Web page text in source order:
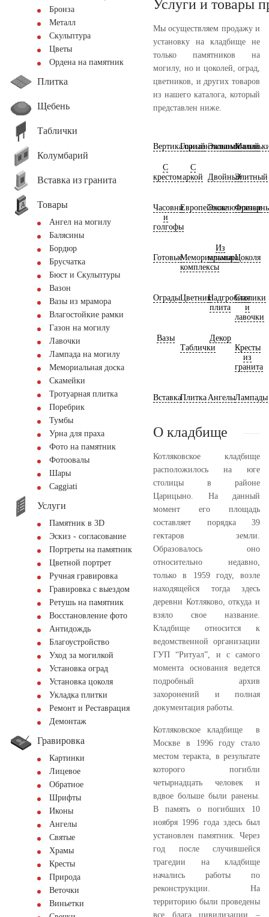
Бронза
Металл
Скульптура
Цветы
Ордена на памятник
Плитка
Щебень
Таблички
Колумбарий
Вставка из гранита
Товары
Ангел на могилу
Балясины
Бордюр
Брусчатка
Бюст и Скульптуры
Вазон
Вазы из мрамора
Влагостойкие рамки
Газон на могилу
Лавочки
Лампада на могилу
Мемориальная доска
Скамейки
Тротуарная плитка
Поребрик
Тумбы
Урна для праха
Фото на памятник
Фотоовалы
Шары
Сaggiati
Услуги
Памятник в 3D
Эскиз - согласование
Портреты на памятник
Цветной портрет
Ручная гравировка
Гравировка с выездом
Ретушь на памятник
Восстановление фото
Антидождь
Благоустройство
Уход за могилкой
Установка оград
Установка цоколя
Укладка плитки
Ремонт и Реставрация
Демонтаж
Гравировка
Картинки
Лицевое
Обратное
Шрифты
Иконы
Ангелы
Святые
Храмы
Кресты
Природа
Веточки
Виньетки
Услуги и товары
Мы осуществляем продажу и
установку на кладбище не
только памятников на
могилу, но и цоколей, оград,
цветников, и других товаров
из нашего каталога, который
представлен ниже.
ВертикальныйГоризонтальный
Экономичный
С
крестом
С
аркой
ДвойныйЭлитный
Часовни
и
голгофы
ЕвропейскиеЭксклюзивные
ГотовыеМемориальные
комплексы
Из
мрамораЦоколя
ОградыЦветникНадгробная
плита
Столики
и
лавочки
Вазы
Таблички
Декор
Кресты
из
гранита
ВставкаПлитка АнгелыЛампады
О кладбище
Котляковское кладбище
расположилось на юге
столицы в районе
Царицыно. На данный
момент его площадь
составляет порядка 39
гектаров земли.
Образовалось оно
относительно недавно,
только в 1959 году, возле
находящейся тогда здесь
деревни Котляково, откуда и
взяло свое название.
Кладбище относится к
ведомственной организации
ГУП “Ритуал”, и с самого
момента основания ведется
подробный архив
захоронений и полная
документация работы.
Котляковское кладбище в
Москве в 1996 году стало
местом теракта, в результате
которого погибли
четырнадцать человек и
вдвое больше были ранены.
В память о погибших 10
ноября 1996 года здесь был
установлен памятник. Через
год после случившейся
трагедии на кладбище
начались работы по
реконструкции. На
территорию были проведены
все блага цивилизации –